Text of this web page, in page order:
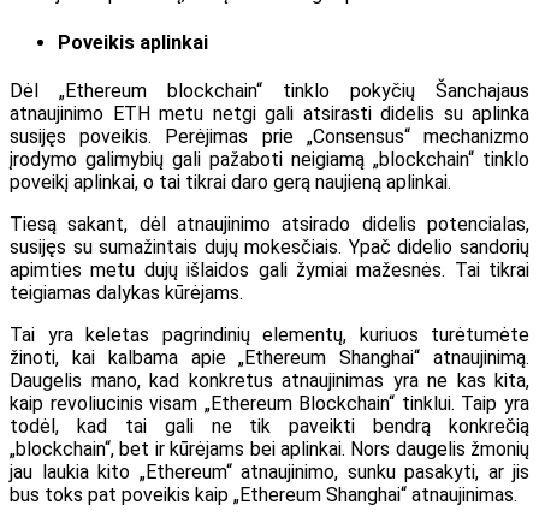
Poveikis aplinkai
Dėl „Ethereum blockchain“ tinklo pokyčių Šanchajaus
atnaujinimo ETH metu netgi gali atsirasti didelis su aplinka
susijęs poveikis. Perėjimas prie „Consensus“ mechanizmo
įrodymo galimybių gali pažaboti neigiamą „blockchain“ tinklo
poveikį aplinkai, o tai tikrai daro gerą naujieną aplinkai.
Tiesą sakant, dėl atnaujinimo atsirado didelis potencialas,
susijęs su sumažintais dujų mokesčiais. Ypač didelio sandorių
apimties metu dujų išlaidos gali žymiai mažesnės. Tai tikrai
teigiamas dalykas kūrėjams.
Tai yra keletas pagrindinių elementų, kuriuos turėtumėte
žinoti, kai kalbama apie „Ethereum Shanghai“ atnaujinimą.
Daugelis mano, kad konkretus atnaujinimas yra ne kas kita,
kaip revoliucinis visam „Ethereum Blockchain“ tinklui. Taip yra
todėl, kad tai gali ne tik paveikti bendrą konkrečią
„blockchain“, bet ir kūrėjams bei aplinkai. Nors daugelis žmonių
jau laukia kito „Ethereum“ atnaujinimo, sunku pasakyti, ar jis
bus toks pat poveikis kaip „Ethereum Shanghai“ atnaujinimas.